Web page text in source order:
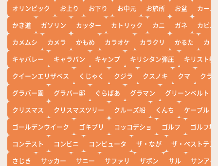
オリンピック
お上り お下り お中元 お旅所 お盆
カー
かき道
ガソリン カッター カトリック カニ ガネ
カピバ
カメムシ
カメラ かもめ カラオケ カラクリ かるた
カレ
キャバレー
キャラバン キャンプ キリシタン弾圧
キリスト教
クイーンエリザベス
くじゃく クジラ クスノキ クマ
クラ
グラバー園
グラバー邸 ぐらばあ グラマン
グリーンベルト
クリスマス
クリスマスツリー クルーズ船 くんち
ケーブル
ゴールデンウイーク
ゴキブリ コッコデショ ゴルフ
ゴルフ場
コンテスト
コンビニ コンピュータ ザ・なが
ザ・ベストテン
さじき
サッカー サニー サファリ ザボン サル
サンアイ